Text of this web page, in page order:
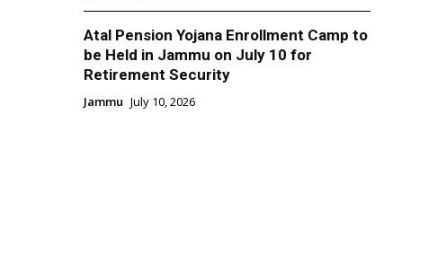
Atal Pension Yojana Enrollment Camp to
be Held in Jammu on July 10 for
Retirement Security
Jammu July 10, 2026